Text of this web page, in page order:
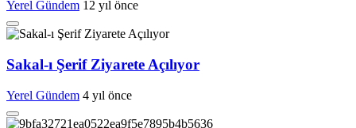
Yerel Gündem 12 yıl önce
Sakal-ı Şerif Ziyarete Açılıyor
Yerel Gündem 4 yıl önce